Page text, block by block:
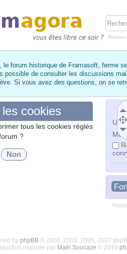
le forum historique de Framasoft, ferme
possible de consulter les discussions
Si vous avez des questions, on se
Mot
cookies
tous les cookies réglés
?
by phpBB© 2000, 2002, 2005, 2007
réalisée par Maël Soucaze © 2010